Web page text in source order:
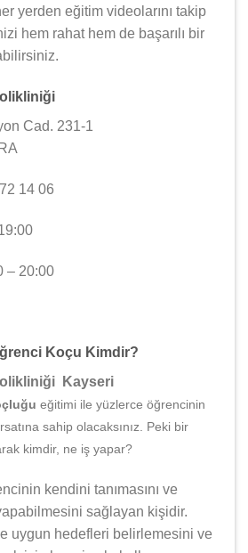
yerden eğitim videolarını takip
hem rahat hem de başarılı bir
Cad. 231-1
14 06
– 20:00
Koçu Kimdir?
Kayseri
eğitimi ile yüzlerce öğrencinin
sahip olacaksınız. Peki bir
kimdir, ne iş yapar?
kendini tanımasını ve
sağlayan kişidir.
uygun hedefleri belirlemesini ve